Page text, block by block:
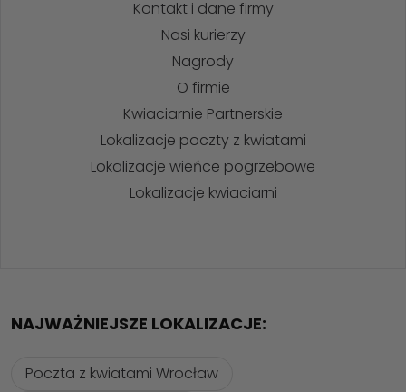
Kontakt i dane firmy
Nasi kurierzy
Nagrody
O firmie
Kwiaciarnie Partnerskie
Lokalizacje poczty z kwiatami
Lokalizacje wieńce pogrzebowe
Lokalizacje kwiaciarni
NAJWAŻNIEJSZE LOKALIZACJE:
Poczta z kwiatami Wrocław